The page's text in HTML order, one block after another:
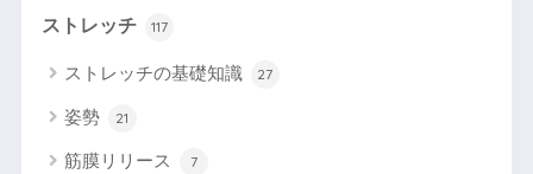
ストレッチ 117
ストレッチの基礎知識 27
姿勢 21
筋膜リリース 7